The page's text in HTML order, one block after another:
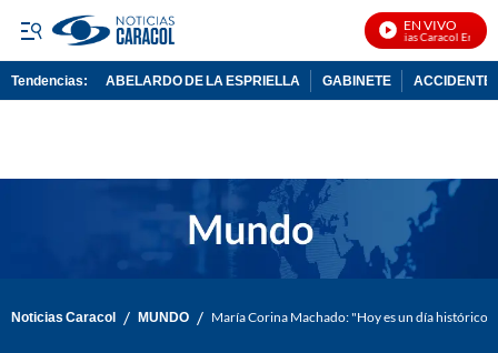
EN VIVO
Noticias Caracol En Vivo
Tendencias: ABELARDO DE LA ESPRIELLA GABINETE ACCIDENTE
Noticias Caracol / MUNDO / María Corina Machado: "Hoy es un día histórico,